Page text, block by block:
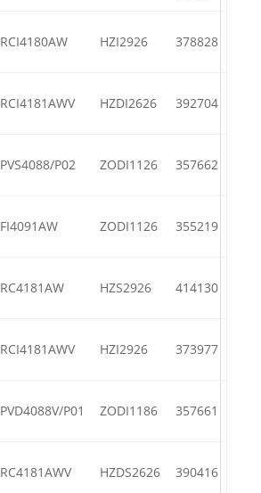
RCI4180AW HZI2926 378828
RCI4181AWV HZDI2626 392704
PVS4088/P02 ZODI1126 357662
FI4091AW ZODI1126 355219
RC4181AW HZS2926 414130
RCI4181AWV HZI2926 373977
PVD4088V/P01 ZODI1186 357661
RC4181AWV HZDS2626 390416